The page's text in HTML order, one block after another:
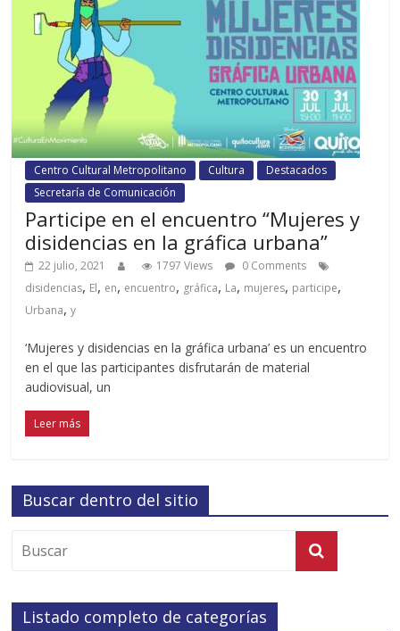
Centro Cultural Metropolitano Cultura
Destacados
Secretaría de Comunicación
Participe en el encuentro “Mujeres y
disidencias en la gráfica urbana”
22 julio, 2021 1797 Views
0 Comments
disidencias, El, en, encuentro, gráfica, La, mujeres, participe,
Urbana,y
‘Mujeres y disidencias en la gráfica urbana’ es un encuentro
en el que las participantes disfrutarán de material
audiovisual, un
Leer más
Buscar dentro del sitio
Listado completo de categorías